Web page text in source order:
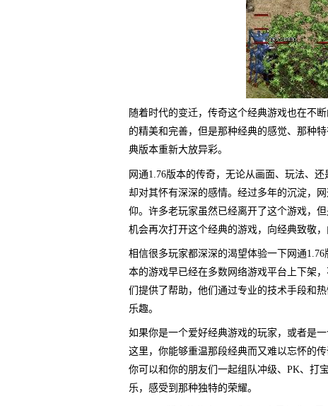
随着时代的变迁，传奇这个经典游戏也在不
的精美和完善，但是那种经典的感觉、那种
典版本重新大放异彩。
网通1.76版本的传奇，无论从画面、玩法、
却对其怀有深深的感情。经过多年的沉淀，
仰。许多老玩家虽然已经离开了这个游戏，
机会再次打开这个经典的游戏，向经典致敬，
相信很多玩家都深深的渴望体验一下网通
本的游戏早已经在多数网络游戏平台上下架
们提供了帮助，他们通过专业的技术手段和
乐趣。
如果你是一个爱好经典游戏的玩家，或者是
这里，你能够重温那段经典而又难以忘怀的
你可以和你的朋友们一起组队冲级、PK、打
乐，感受到那种独特的荣耀。